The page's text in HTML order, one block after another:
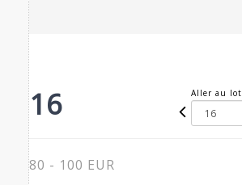
16 Aller au lot
80 - 100 EUR